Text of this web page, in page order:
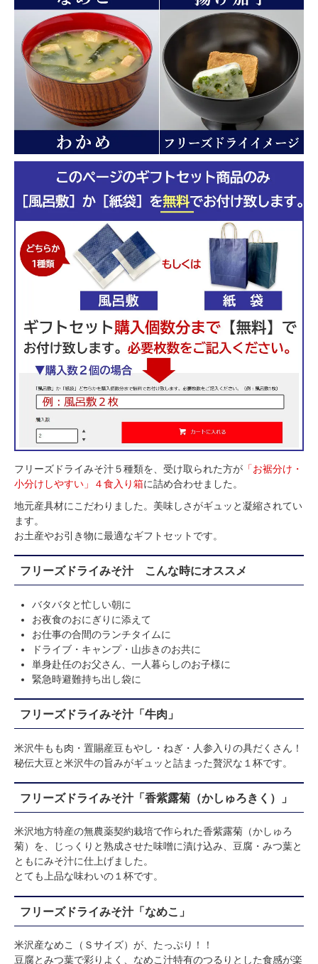
フリーズドライみそ汁５種類を、受け取られた方が 「お裾分け・
小分けしやすい」４食入り箱に詰め合わせました。
地元産具材にこだわりました。美味しさがギュッと凝縮されてい
ます。
お土産やお引き物に最適なギフトセットです。
フリーズドライみそ汁 こんな時にオススメ
バタバタと忙しい朝に
お夜食のおにぎりに添えて
お仕事の合間のランチタイムに
ドライブ・キャンプ・山歩きのお共に
単身赴任のお父さん、一人暮らしのお子様に
緊急時避難持ち出し袋に
フリーズドライみそ汁「牛肉」
米沢牛もも肉・置賜産豆もやし・ねぎ・人参入りの具だくさん！
秘伝大豆と米沢牛の旨みがギュッと詰まった贅沢な１杯です。
フリーズドライみそ汁「香紫露菊（かしゅろきく）」
米沢地方特産の無農薬契約栽培で作られた香紫露菊（かしゅろ
菊）を、じっくりと熟成させた味噌に漬け込み、豆腐・みつ葉と
ともにみそ汁に仕上げました。
とても上品な味わいの１杯です。
フリーズドライみそ汁「なめこ」
米沢産なめこ（Ｓサイズ）が、たっぷり！！
豆腐とみつ葉で彩りよく、なめこ汁特有のつるりとした食感が楽